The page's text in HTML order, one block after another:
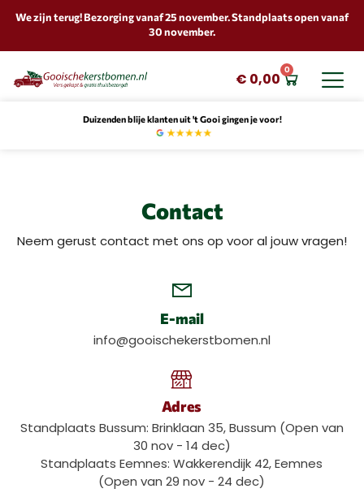
We zijn terug! Bezorging vanaf 25 november. Standplaats open vanaf
30 november.
€ 0,00
0
Duizenden blije klanten uit 't Gooi gingen je voor!
Contact
Neem gerust contact met ons op voor al jouw vragen!
E-mail
info@gooischekerstbomen.nl
Adres
Standplaats Bussum: Brinklaan 35, Bussum (Open van
30 nov - 14 dec)
Standplaats Eemnes: Wakkerendijk 42, Eemnes
(Open van 29 nov - 24 dec)